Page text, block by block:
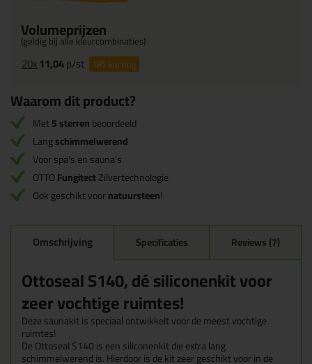
Volumeprijzen
(geldig bij alle kleurcombinaties)
20x11,04p/st 18%korting
Waarom dit product?
Met5 sterrenbeoordeeld
Langschimmelwerend
Voor spa's en sauna's
OTTOFungitectZilvertechnologie
Ook geschikt voornatuursteen!
Omschrijving Specificaties Reviews (7)
Ottoseal S140, dé siliconenkit voor
zeer vochtige ruimtes!
Deze saunakit is speciaal ontwikkelt voor de meest vochtige
ruimtes!
De Ottoseal S140 is een siliconenkit die extra lang
schimmelwerend is. Hierdoor is de kit zeer geschikt voor in de